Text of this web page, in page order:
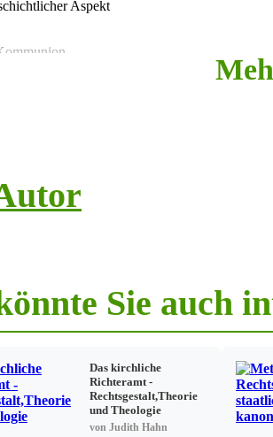
Aspekt
Romanus 1566
Canonici 1917
„Mediator Dei“ 1947
Sie auch
Das kirchliche
Richteramt -
Rechtsgestalt,Theorie
und Theologie
von Judith Hahn